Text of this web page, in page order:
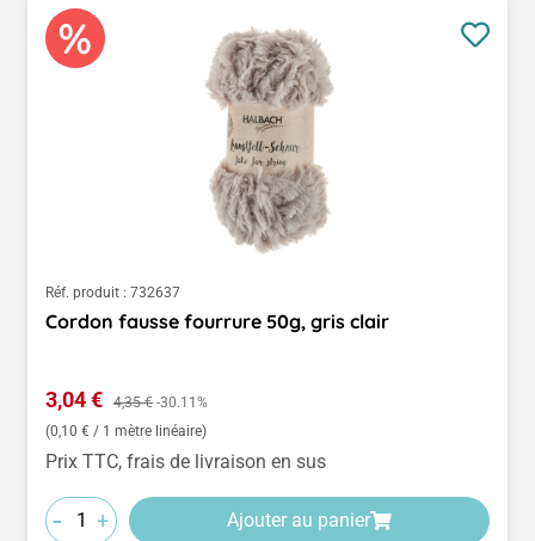
Réf. produit : 732637
Cordon fausse fourrure 50g, gris clair
Prix de vente :
3,04 € Prix régulier :
4,35 € -30.11%
(0,10 € / 1 mètre linéaire)
Prix TTC, frais de livraison en sus
- + Ajouter au panier